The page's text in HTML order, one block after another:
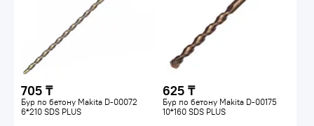
705 ₸
Бур по бетону Makita D-00072
6*210 SDS PLUS
625 ₸
Бур по бетону Makita D-00175
10*160 SDS PLUS